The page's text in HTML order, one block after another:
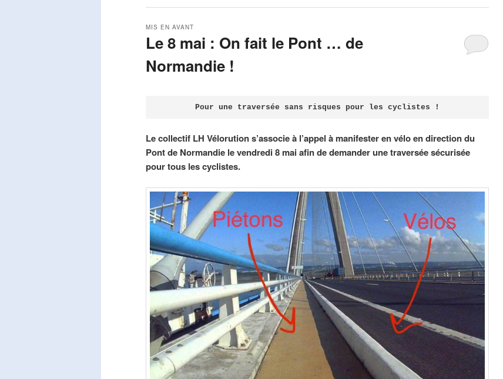
Le 8 mai : On fait le Pont … de
Normandie !
MIS EN AVANT
Pour une traversée sans risques pour les cyclistes !
Le collectif LH Vélorution s’associe à l’appel à manifester en vélo en direction du
Pont de Normandie le vendredi 8 mai afin de demander une traversée sécurisée
pour tous les cyclistes.